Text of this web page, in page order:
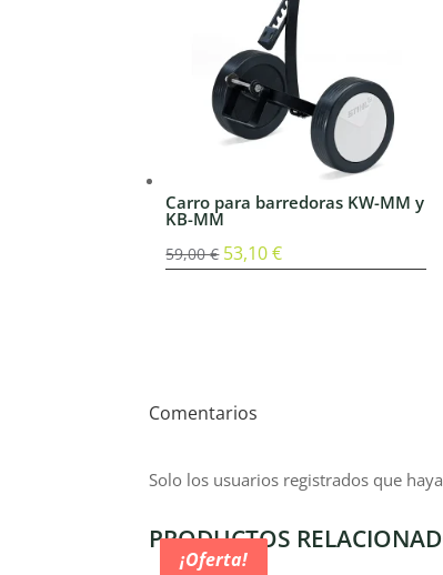
Carro para barredoras KW-MM y
KB-MM
59,00€ El
53,10€El
Comentarios
Solo los usuarios registrados que
PRODUCTOS
¡Oferta!
¡Oferta!
¡Oferta!
¡Oferta!